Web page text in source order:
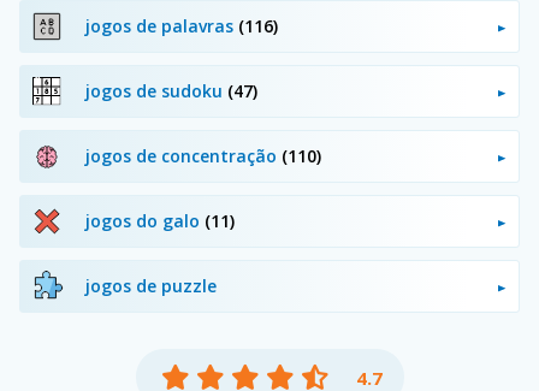
jogos de palavras (116)
jogos de sudoku (47)
jogos de concentração (110)
jogos do galo (11)
jogos de puzzle
4.7